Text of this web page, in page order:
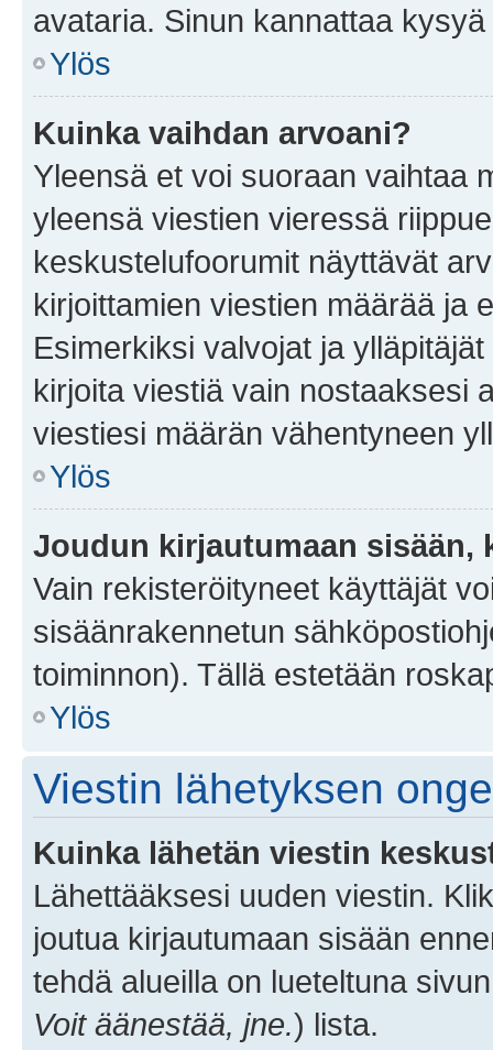
avataria. Sinun kannattaa
Ylös
Kuinka vaihdan arvoani?
Yleensä et voi suoraan vaihtaa
yleensä viestien vieressä
keskustelufoorumit näyttävät
kirjoittamien viestien määrää ja
Esimerkiksi valvojat ja
kirjoita viestiä vain nostaaksesi
viestiesi määrän vähentyneen
Ylös
Joudun kirjautumaan sisään,
Vain rekisteröityneet käyttäjät
sisäänrakennetun
toiminnon). Tällä estetään
Ylös
Viestin lähetyksen
Kuinka lähetän viestin
Lähettääksesi uuden viestin.
joutua kirjautumaan sisään
tehdä alueilla on lueteltuna
Voit äänestää, jne.) lista.